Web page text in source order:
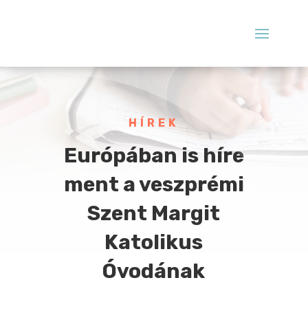
HÍREK
Európában is híre
ment a veszprémi
Szent Margit
Katolikus
Óvodának